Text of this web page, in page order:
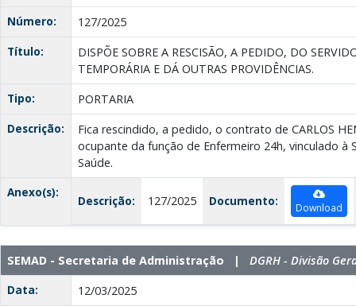
Número:
127/2025
Título:
DISPÕE SOBRE A RESCISÃO, A PEDIDO, DO
TEMPORÁRIA E DÁ OUTRAS PROVIDÊNCIAS.
Tipo:
PORTARIA
Descrição:
Fica rescindido, a pedido, o contrato de CARLOS
ocupante da função de Enfermeiro 24h, vinculado à
Saúde.
Anexo(s):
Descrição: 127/2025 Documento: Download
SEMAD - Secretaria de Administração | DGRH - Divisão
Data:
12/03/2025